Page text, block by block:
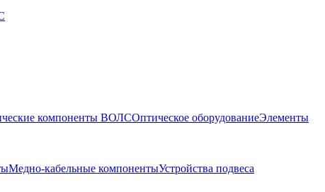
компоненты ВОЛСОптическое оборудованиеЭлементы
Медно-кабельные компонентыУстройства подвеса